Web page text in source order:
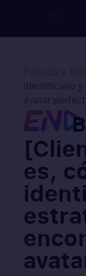
Portada »
identificarlo
avatar
es,